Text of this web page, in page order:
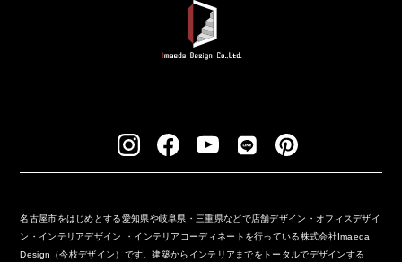
名古屋市をはじめとする愛知県や岐阜県・三重県などで店舗デザイン・オフィスデザイ
ン・インテリアデザイン ・インテリアコーディネートを行っている株式会社Imaeda
Design（今枝デザイン）です。建築からインテリアまでをトータルでデザインする